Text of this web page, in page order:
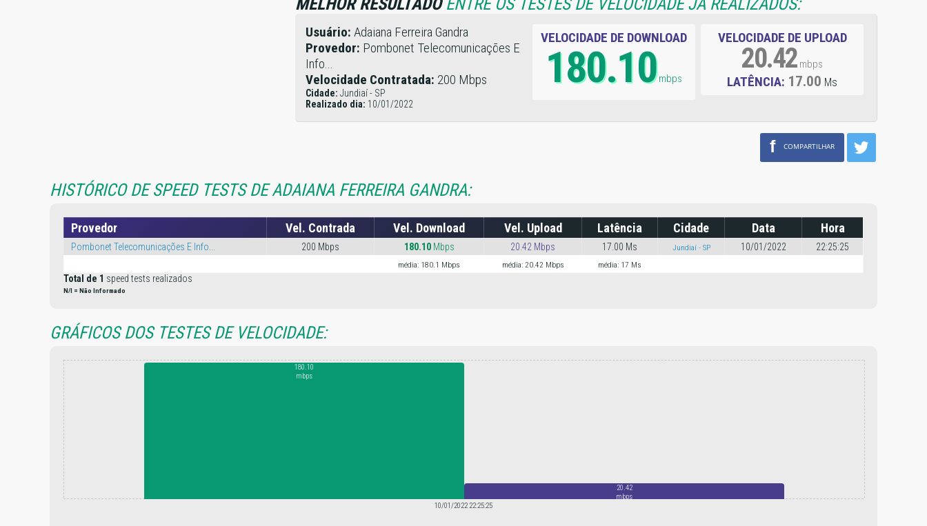
Usuário: Adaiana Ferreira Gandra
Provedor: Pombonet Telecomunicações E
Info...
Velocidade Contratada: 200 Mbps
Cidade: Jundiaí - SP
Realizado dia: 10/01/2022
VELOCIDADE DE DOWNLOAD
180.10mbps
VELOCIDADE DE UPLOAD
20.42 mbps
LATÊNCIA: 17.00 Ms
f COMPARTILHAR
HISTÓRICO DE SPEED TESTS DE ADAIANA FERREIRA GANDRA:
Provedor Vel. Contrada Vel. Download Vel. Upload Latência Cidade Data Hora
Pombonet Telecomunicações E Info... 200 Mbps 180.10Mbps 20.42 Mbps 17.00 Ms Jundiaí - SP 10/01/2022 22:25:25
média: 180.1 Mbps média: 20.42 Mbps média: 17 Ms
Total de 1 speed tests realizados
N/I = Não Informado
GRÁFICOS DOS TESTES DE VELOCIDADE:
180.10
mbps
20.42
mbps
10/01/2022 22:25:25